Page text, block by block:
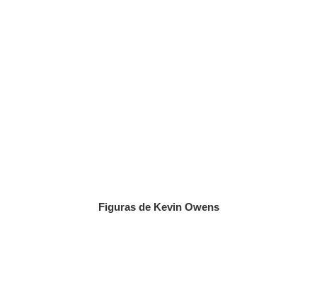
Figuras de Kevin Owens